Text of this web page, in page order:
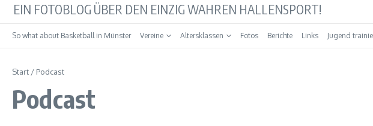
EIN FOTOBLOG ÜBER DEN EINZIG WAHREN HALLENSPORT!
So what about Basketball in Münster Vereine Altersklassen Fotos Berichte Links Jugend
Start / Podcast
Podcast